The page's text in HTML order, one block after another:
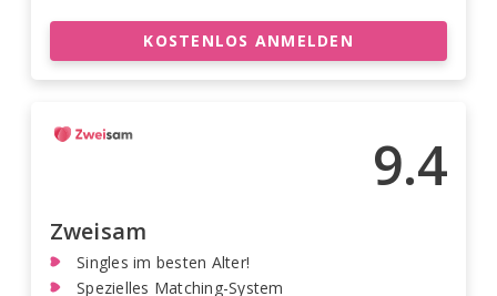
KOSTENLOS ANMELDEN
9.4
Zweisam
Singles im besten Alter!
Spezielles Matching-System